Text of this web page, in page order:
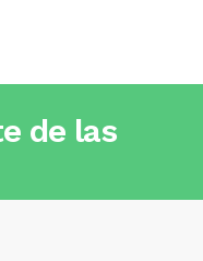
de las